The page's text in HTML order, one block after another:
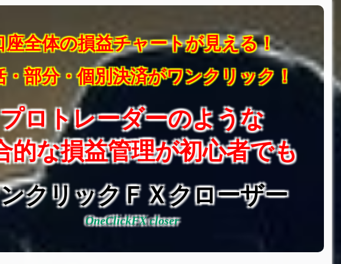
座全体の損益チャートが見える！
・部分・個別決済がワンクリック！
プロトレーダーのような
的な損益管理が初心者でも
クリックＦＸクローザー
OneClickFX closer